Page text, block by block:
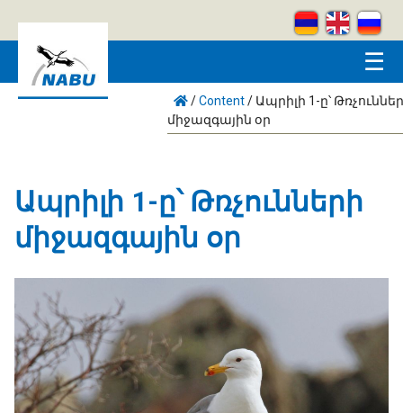
☰
/Content/ Ապրիլի 1-ը՝
միջազգային օր
Ապրիլի 1-ը՝ Թռչունների
միջազգային օր